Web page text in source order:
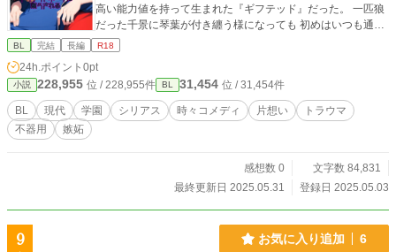
高い能力値を持って生まれた『ギフテッド』だった。 一匹狼
だった千景に琴葉が付き纏う様になっても 初めはいつも通り
突き放す千景だった。そんな琴葉に片想いの相手と似た物を
の悩みとぶつかりながらも、一度恋愛に失敗している千景は
琴葉に好かれようと頑張るが…… 人間嫌いと人間好きが惹か
れ合う青春ラブストーリー。 無口無愛想×影有り陽キャ 章ご
とに視点が切り替わります。 BLです。 性的表現有り。 ちょ
BL 完結 長編 R18
24h.ポイント 0pt
小説 228,955 位 / 228,955件 BL 31,454 位 / 31,454件
BL 現代 学園 シリアス 時々コメディ 片想い
トラウマ
不器用
嫉妬
感想数 0
文字数 84,831
最終更新日 2025.05.31
登録日 2025.05.03
9 お気に入り追加 6